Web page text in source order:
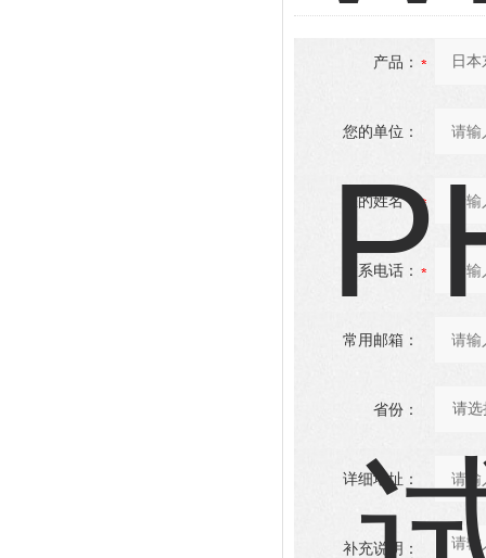
产品：
您的单位：
您的姓名：
联系电话：
常用邮箱：
省份：
详细地址：
补充说明：